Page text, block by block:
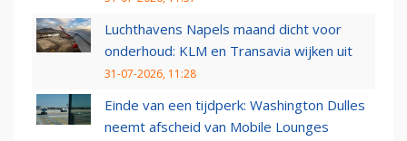
Luchthavens Napels maand dicht voor
onderhoud: KLM en Transavia wijken uit
31-07-2026, 11:28
Einde van een tijdperk: Washington Dulles
neemt afscheid van Mobile Lounges